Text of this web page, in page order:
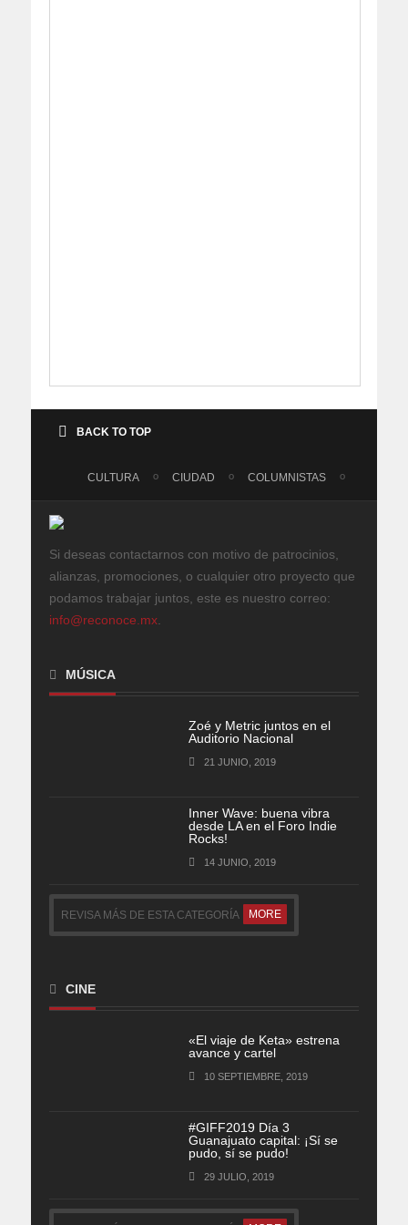
BACK TO TOP
CULTURA CIUDAD COLUMNISTAS
Si deseas contactarnos con motivo de patrocinios,
alianzas, promociones, o cualquier otro proyecto que
podamos trabajar juntos, este es nuestro correo:
info@reconoce.mx
MÚSICA
Zoé y Metric juntos en el
Auditorio Nacional
21 JUNIO, 2019
Inner Wave: buena vibra
desde LA en el Foro Indie
Rocks!
14 JUNIO, 2019
REVISA MÁS DE ESTA CATEGORÍA MORE
CINE
«El viaje de Keta» estrena
avance y cartel
10 SEPTIEMBRE, 2019
#GIFF2019 Día 3
Guanajuato capital: ¡Sí se
pudo, sí se pudo!
29 JULIO, 2019